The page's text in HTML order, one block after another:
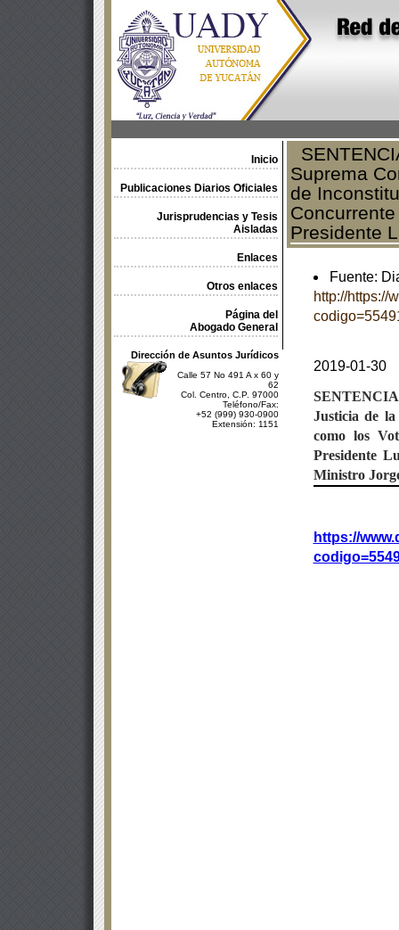
Inicio
Publicaciones Diarios Oficiales
Jurisprudencias y Tesis
Aisladas
Enlaces
Otros enlaces
Página del
Abogado General
Dirección de Asuntos Jurídicos
Calle 57 No 491 A x 60 y
62
Col. Centro, C.P. 97000
Teléfono/Fax:
+52 (999) 930-0900
Extensión: 1151
Suprema
de
Presidente
Fuente:
http://https://
2019-01-30
SENTENCIA
Justicia de
como los
Presidente
Ministro
https://